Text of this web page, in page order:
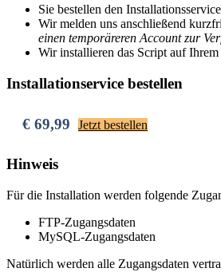
Sie bestellen den Installationsservice
Wir melden uns anschließend
einen temporäreren Account zur
Wir installieren das Script auf
Installationservice bestellen
€ 69,99 Jetzt bestellen
Hinweis
Für die Installation werden folgende
FTP-Zugangsdaten
MySQL-Zugangsdaten
Natürlich werden alle Zugangsdaten